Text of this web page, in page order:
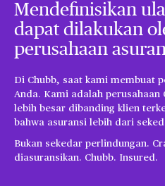
Mendefinisikan
dapat dilakukan
perusahaan
Di Chubb, saat kami membuat
Anda. Kami adalah
lebih besar dibanding klien
bahwa asuransi lebih dari
Bukan sekedar perlindungan.
diasuransikan. Chubb. Insured.